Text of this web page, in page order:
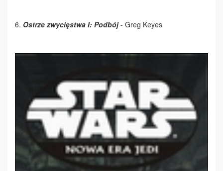
6. Ostrze zwycięstwa I: Podbój- Greg Keyes